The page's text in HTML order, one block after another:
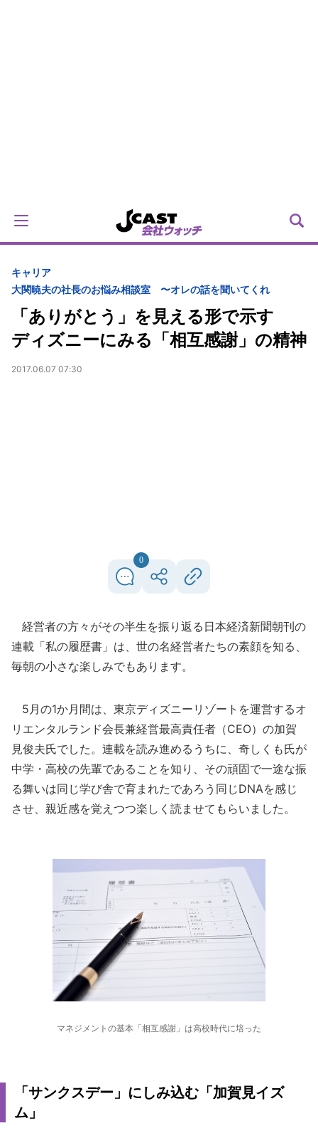
キャリア
大関暁夫の社長のお悩み相談室 〜オレの話を聞いてくれ
「ありがとう」を見える形で示す
ディズニーにみる「相互感謝」の精神
2017.06.07 07:30
0
経営者の方々がその半生を振り返る日本経済新聞朝刊の
連載「私の履歴書」は、世の名経営者たちの素顔を知る、
毎朝の小さな楽しみでもあります。
5月の1か月間は、東京ディズニーリゾートを運営するオ
リエンタルランド会長兼経営最高責任者（CEO）の加賀
見俊夫氏でした。連載を読み進めるうちに、奇しくも氏が
中学・高校の先輩であることを知り、その頑固で一途な振
る舞いは同じ学び舎で育まれたであろう同じDNAを感じ
させ、親近感を覚えつつ楽しく読ませてもらいました。
マネジメントの基本「相互感謝」は高校時代に培った
「サンクスデー」にしみ込む「加賀見イズ
ム」